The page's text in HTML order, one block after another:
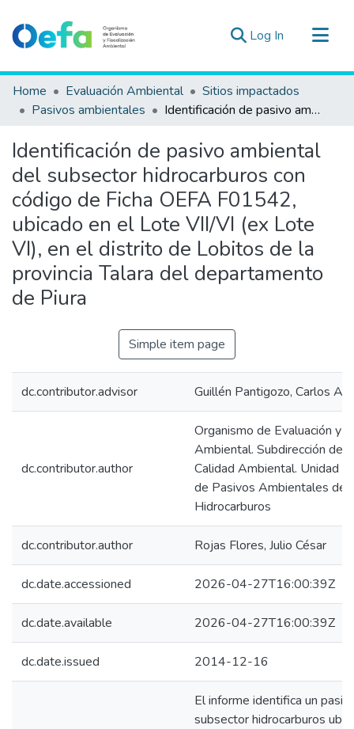
Log In (current)
Communities & Collections
All of DSpace
Estad. Externas
Guias ▾
Home Evaluación Ambiental
Sitios impactados
Pasivos ambientales
Identificación de pasivo ambiental del subsector hidrocarburos con código de Ficha OEFA F01542, ubicado en el Lote VII/VI (ex Lote VI), en el distrito de Lobitos de la provincia Talara del departamento de Piura
Identificación de pasivo ambiental
del subsector hidrocarburos con
código de Ficha OEFA F01542,
ubicado en el Lote VII/VI (ex Lote
VI), en el distrito de Lobitos de la
provincia Talara del departamento
de Piura
Simple item page
dc.contributor.advisor Guillén Pantigozo, Carlos
dc.contributor.author
Organismo de Evaluación y
Ambiental. Subdirección de
Calidad Ambiental. Unidad
de Pasivos Ambientales del
Hidrocarburos
dc.contributor.author Rojas Flores, Julio César
dc.date.accessioned 2026-04-27T16:00:39Z
dc.date.available 2026-04-27T16:00:39Z
dc.date.issued 2014-12-16
El informe identifica un
subsector hidrocarburos